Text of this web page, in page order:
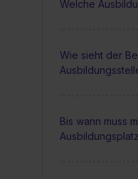
Welche
Wie sieht der
Bis wann muss